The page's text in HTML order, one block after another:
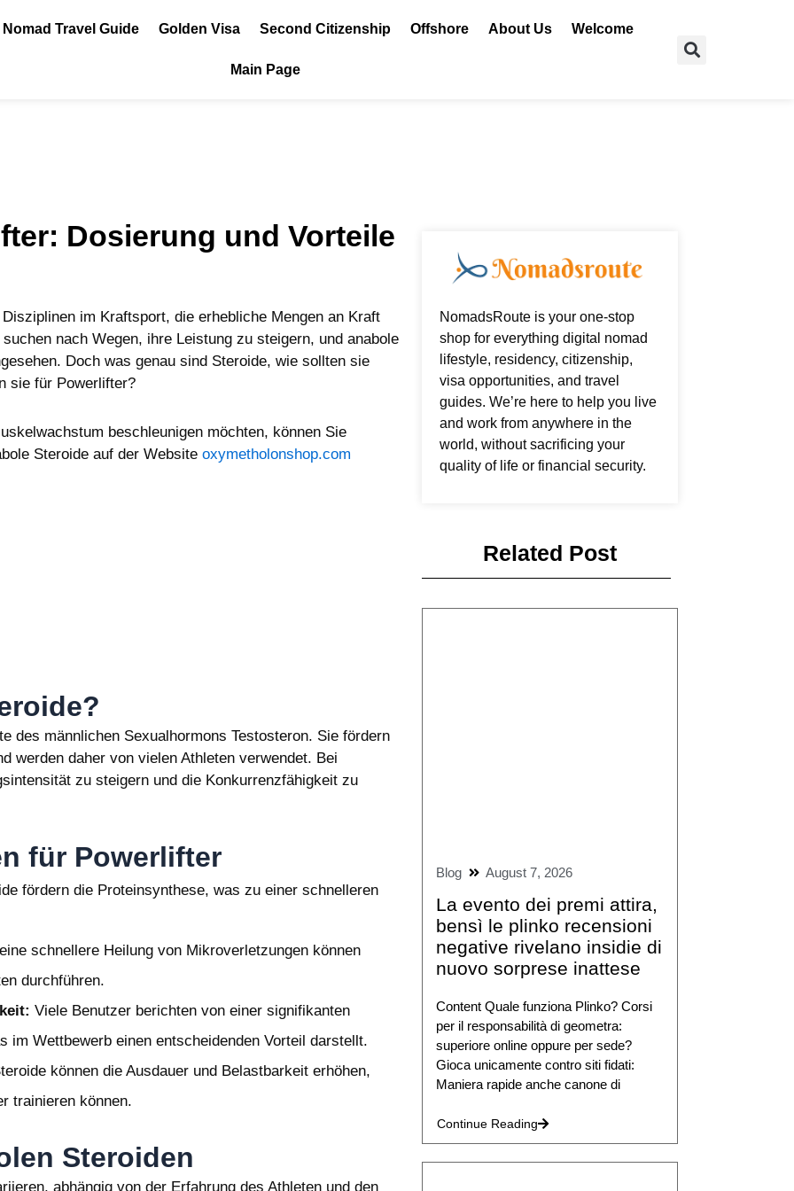
Travel Guide Golden Visa Second Citizenship Offshore About Us Welcome
Main Page
Search
Dosierung und Vorteile
im Kraftsport, die erhebliche Mengen an Kraft
nach Wegen, ihre Leistung zu steigern, und anabole
Doch was genau sind Steroide, wie sollten sie
sie für Powerlifter?
beschleunigen möchten, können Sie
Steroide auf der Website oxymetholonshop.com
des männlichen Sexualhormons Testosteron. Sie fördern
werden daher von vielen Athleten verwendet. Bei
zu steigern und die Konkurrenzfähigkeit zu
für Powerlifter
fördern die Proteinsynthese, was zu einer schnelleren
schnellere Heilung von Mikroverletzungen können
durchführen.
Viele Benutzer berichten von einer signifikanten
im Wettbewerb einen entscheidenden Vorteil darstellt.
können die Ausdauer und Belastbarkeit erhöhen,
trainieren können.
Steroiden
abhängig von der Erfahrung des Athleten und den
NomadsRoute is your one-stop
shop for everything digital nomad
lifestyle, residency, citizenship,
visa opportunities, and travel
guides. We’re here to help you live
and work from anywhere in the
world, without sacrificing your
quality of life or financial security.
Related Post
Blog August 7, 2026
La evento dei premi attira,
bensì le plinko recensioni
negative rivelano insidie di
nuovo sorprese inattese
Content Quale funziona Plinko? Corsi
per il responsabilità di geometra:
superiore online oppure per sede?
Gioca unicamente contro siti fidati:
Maniera rapide anche canone di
Continue Reading